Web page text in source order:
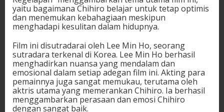
yaitu bagaimana Chihiro belajar untuk tetap optimis
dan menemukan kebahagiaan meskipun
menghadapi kesulitan dalam hidupnya.
Film ini disutradarai oleh Lee Min Ho, seorang
sutradara terkenal di Korea. Lee Min Ho berhasil
menghadirkan nuansa yang mendalam dan
emosional dalam setiap adegan film ini. Akting para
pemainnya juga sangat memukau, terutama oleh
aktris utama yang memerankan Chihiro. Ia berhasil
menggambarkan perasaan dan emosi Chihiro
dengan sangat baik.